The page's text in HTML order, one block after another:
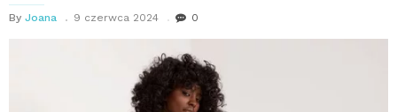
By Joana 9 czerwca 2024 0